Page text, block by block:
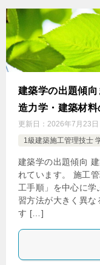
建築学の出題傾
造力学・建築材
更新日： 2026年7月23日
1級建築施工管理技士
建築学の出題傾向
れています。 施工
工手順」を中心に
習方法が大きく異な
す […]